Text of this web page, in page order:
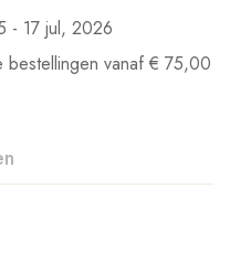
- 17 jul, 2026
bestellingen vanaf € 75,00